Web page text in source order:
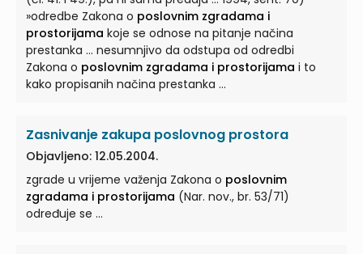
»odredbe Zakona o poslovnim zgradama i
prostorijama koje se odnose na pitanje načina
prestanka ... nesumnjivo da odstupa od odredbi
Zakona o poslovnim zgradama i prostorijama i to
kako propisanih načina prestanka ...
Zasnivanje zakupa poslovnog prostora
Objavljeno: 12.05.2004.
zgrade u vrijeme važenja Zakona o poslovnim
zgradama i prostorijama (Nar. nov., br. 53/71)
određuje se ...